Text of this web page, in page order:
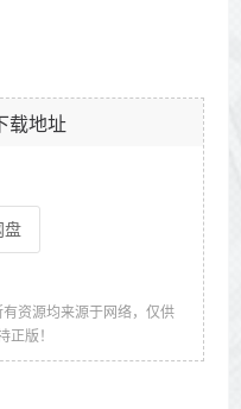
载地址
盘
资源均来源于网络，仅供
正版！